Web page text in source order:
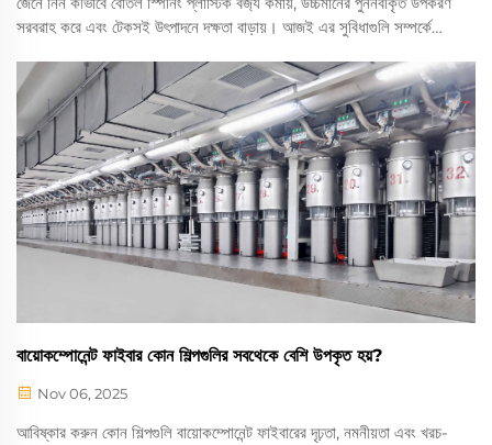
সরবরাহ করে এবং টেকসই উৎপাদনে দক্ষতা বাড়ায়। আজই এর সুবিধাগুলি সম্পর্কে
বায়োকম্পোনেন্ট ফাইবার কোন শিল্পগুলির সবথেকে বেশি উপকৃত হয়?
Nov 06, 2025
আবিষ্কার করুন কোন শিল্পগুলি বায়োকম্পোনেন্ট ফাইবারের দৃঢ়তা, নমনীয়তা এবং খরচ-